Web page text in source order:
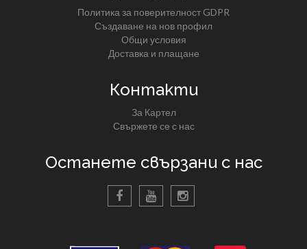
Политика за поверителност GDPR
Създаване на нов профил
Общи условия
Доставка и плащане
Контакти
За Картел
Свържете се с нас
Останете свързани с нас